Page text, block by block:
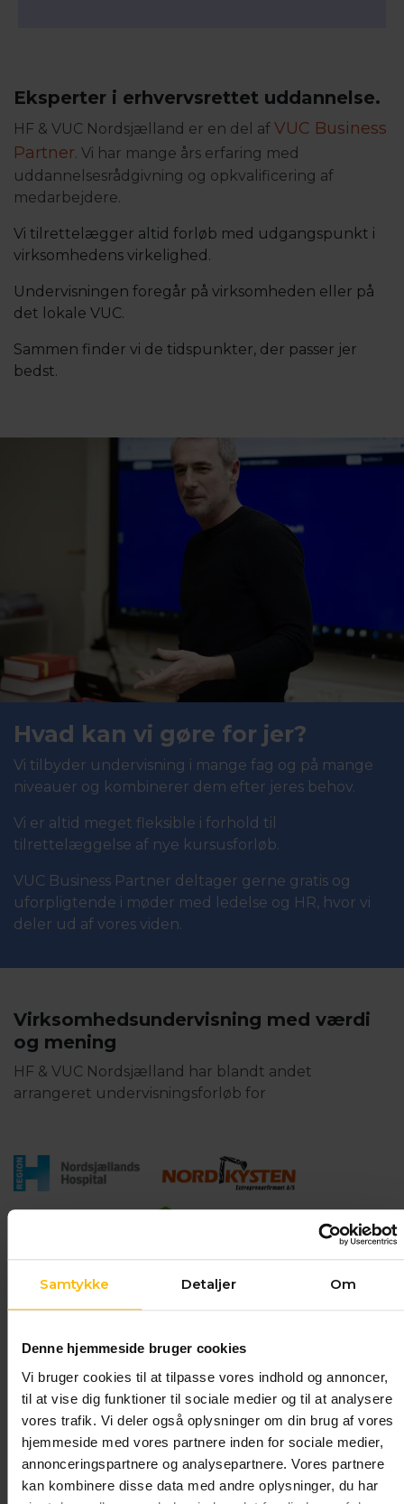
Samtykke Detaljer Om
Denne hjemmeside bruger cookies
Vi bruger cookies til at tilpasse vores indhold og annoncer,
til at vise dig funktioner til sociale medier og til at analysere
vores trafik. Vi deler også oplysninger om din brug af vores
hjemmeside med vores partnere inden for sociale medier,
annonceringspartnere og analysepartnere. Vores partnere
kan kombinere disse data med andre oplysninger, du har
Eksperter i erhvervsrettet uddannelse.
HF & VUC Nordsjælland er en del af VUC Business
Partner. Vi har mange års erfaring med
uddannelsesrådgivning og opkvalificering af
medarbejdere.
Vi tilrettelægger altid forløb med udgangspunkt i
virksomhedens virkelighed.
Undervisningen foregår på virksomheden eller på
det lokale VUC.
Sammen finder vi de tidspunkter, der passer jer
bedst.
Hvad kan vi gøre for jer?
Vi tilbyder undervisning i mange fag og på mange
niveauer og kombinerer dem efter jeres behov.
Vi er altid meget fleksible i forhold til
tilrettelæggelse af nye kursusforløb.
VUC Business Partner deltager gerne gratis og
uforpligtende i møder med ledelse og HR, hvor vi
deler ud af vores viden.
Virksomhedsundervisning med værdi
og mening
HF & VUC Nordsjælland har blandt andet
arrangeret undervisningsforløb for
Plejecenter Egelunden
NMLK DanSteel A/S
Se et eksempel på hvordan målrettet undervisning
kan løfte både virksomhed og medarbejder.